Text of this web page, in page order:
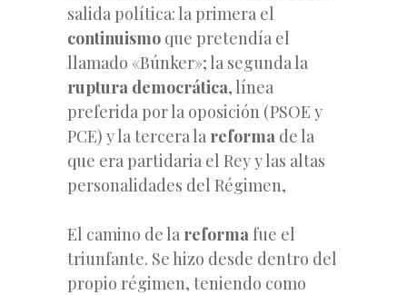
salida política: la primera el
continuismo que pretendía el
llamado «Búnker»; la segunda la
ruptura democrática, línea
preferida por la oposición (PSOE y
PCE) y la tercera la reforma de la
que era partidaria el Rey y las altas
personalidades del Régimen,
El camino de la reformafue el
triunfante. Se hizo desde dentro del
propio régimen, teniendo como